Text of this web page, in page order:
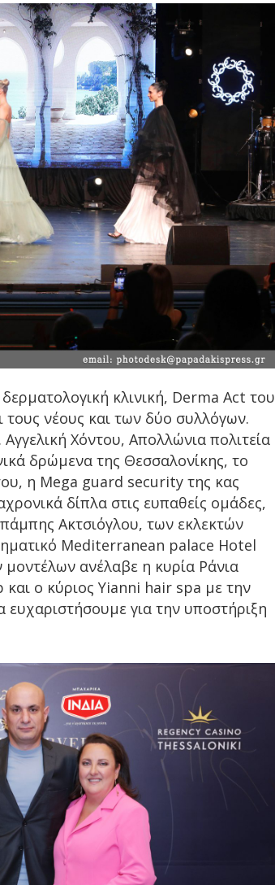
κλινική, Derma Act του
τους νέους και των δύο συλλόγων.
Χόντου, Απολλώνια πολιτεία
δρώμενα της Θεσσαλονίκης, το
η Mega guard security της κας
δίπλα στις ευπαθείς ομάδες,
Ακτσιόγλου, των εκλεκτών
Mediterranean palace Hotel
ανέλαβε η κυρία Ράνια
ο κύριος Yianni hair spa με την
για την υποστήριξη